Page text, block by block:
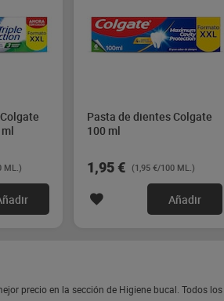
ML.)
Pasta de dientes Colgate
100 ml
1,95 € (1,95 €/100 ML.)
Añadir
precio en la sección de Higiene bucal. Todos